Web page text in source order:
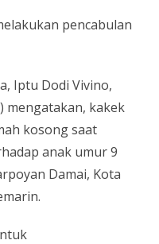
pencabulan
Iptu Dodi Vivino,
mengatakan, kakek
kosong saat
anak umur 9
Damai, Kota